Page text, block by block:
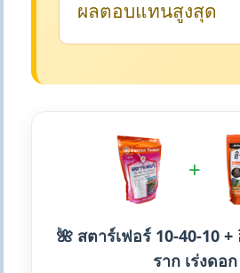
ผลตอบแทนสูงสุด
+
🌺 สตาร์เฟอร์ 10-40-10 +
ราก เร่งดอก